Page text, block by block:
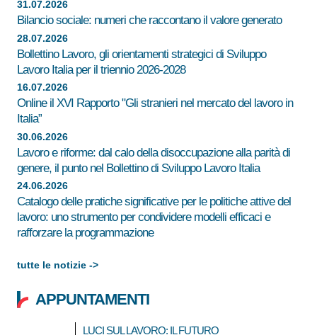
31.07.2026
Bilancio sociale: numeri che raccontano il valore generato
28.07.2026
Bollettino Lavoro, gli orientamenti strategici di Sviluppo
Lavoro Italia per il triennio 2026-2028
16.07.2026
Online il XVI Rapporto "Gli stranieri nel mercato del lavoro in
Italia”
30.06.2026
Lavoro e riforme: dal calo della disoccupazione alla parità di
genere, il punto nel Bollettino di Sviluppo Lavoro Italia
24.06.2026
Catalogo delle pratiche significative per le politiche attive del
lavoro: uno strumento per condividere modelli efficaci e
rafforzare la programmazione
tutte le notizie ->
APPUNTAMENTI
LUCI SUL LAVORO: IL FUTURO